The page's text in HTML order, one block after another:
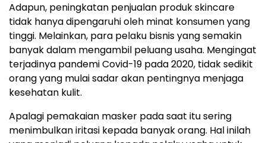
Adapun, peningkatan penjualan produk skincare
tidak hanya dipengaruhi oleh minat konsumen yang
tinggi. Melainkan, para pelaku bisnis yang semakin
banyak dalam mengambil peluang usaha. Mengingat
terjadinya pandemi Covid-19 pada 2020, tidak sedikit
orang yang mulai sadar akan pentingnya menjaga
kesehatan kulit.
Apalagi pemakaian masker pada saat itu sering
menimbulkan iritasi kepada banyak orang. Hal inilah